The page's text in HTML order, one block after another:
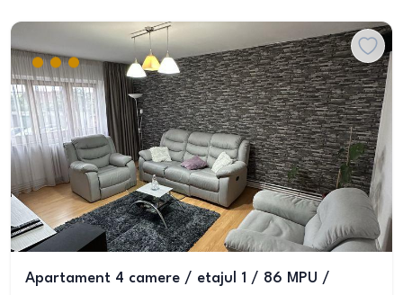
Apartament 4 camere / etajul 1 / 86 MPU /